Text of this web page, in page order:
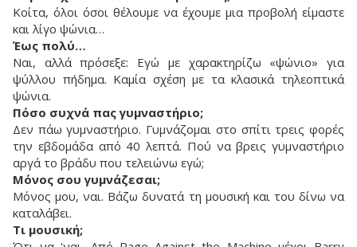
Κοίτα, όλοι όσοι θέλουμε να έχουμε μια προβολή είμαστε
και λίγο ψώνια…
Έως πολύ…
Ναι, αλλά πρόσεξε: Εγώ με χαρακτηρίζω «ψώνιο» για
ψύλλου πήδημα. Καμία σχέση με τα κλασικά τηλεοπτικά
ψώνια.
Πόσο συχνά πας γυμναστήριο;
Δεν πάω γυμναστήριο. Γυμνάζομαι στο σπίτι τρεις φορές
την εβδομάδα από 40 λεπτά. Πού να βρεις γυμναστήριο
αργά το βράδυ που τελειώνω εγώ;
Μόνος σου γυμνάζεσαι;
Μόνος μου, ναι. Βάζω δυνατά τη μουσική και του δίνω να
καταλάβει.
Τι μουσική;